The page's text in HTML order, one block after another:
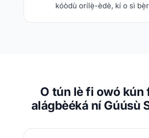
kóòdù orílẹ̀-èdè, kí o sì
O tún lè fi owó kún
alágbèéká ní Gúúsù